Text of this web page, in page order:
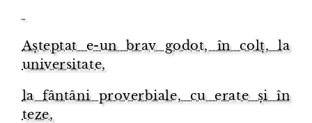
Așteptat e-un brav godot, în colț, la
universitate,
la fântâni proverbiale, cu erate și în
teze,